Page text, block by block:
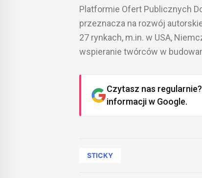
Platformie Ofert Publicznych
przeznacza na rozwój
27 rynkach, m.in. w USA,
wspieranie twórców w
Czytasz nas
informacji w Google.
STICKY